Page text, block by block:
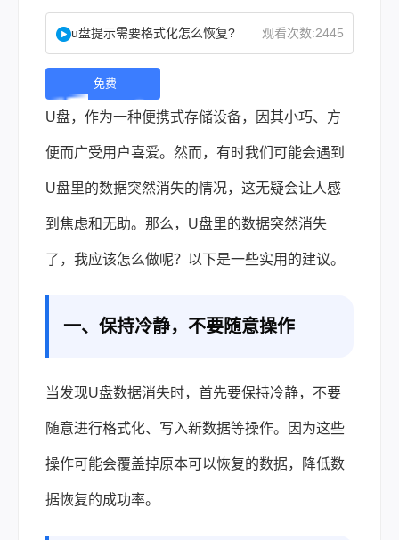
u盘提示需要格式化怎么恢复? 观看次数:2445
免费
下
载 |
U盘，作为一种便携式存储设备，因其小巧、方
便而广受用户喜爱。然而，有时我们可能会遇到
U盘里的数据突然消失的情况，这无疑会让人感
到焦虑和无助。那么，U盘里的数据突然消失
了，我应该怎么做呢？以下是一些实用的建议。
一、保持冷静，不要随意操作
当发现U盘数据消失时，首先要保持冷静，不要
随意进行格式化、写入新数据等操作。因为这些
操作可能会覆盖掉原本可以恢复的数据，降低数
据恢复的成功率。